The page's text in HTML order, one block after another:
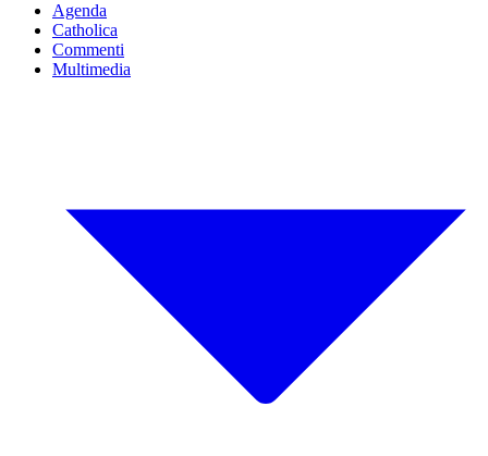
Agenda
Catholica
Commenti
Multimedia